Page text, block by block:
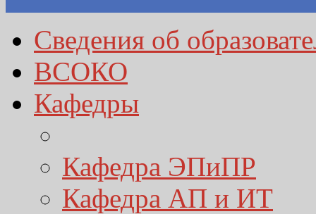
Сведения об
ВСОКО
Кафедры
Кафедра ЭПиПР
Кафедра АП и ИТ